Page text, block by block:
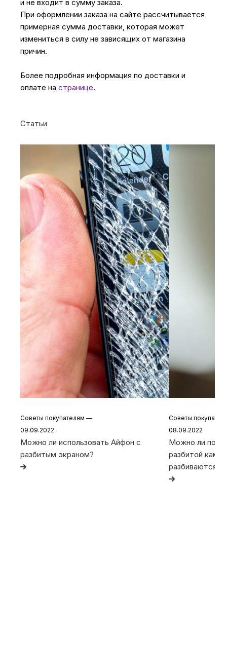
и не входит в сумму заказа.
При оформлении заказа на сайте рассчитывается
примерная сумма доставки, которая может
измениться в силу не зависящих от магазина
причин.
Более подробная информация по доставки и
оплате на странице.
Статьи
Советы покупателям —
09.09.2022
Можно ли использовать Айфон с
разбитым экраном?
Советы
08.09.2022
Можно ли
разбитой
разбиваются